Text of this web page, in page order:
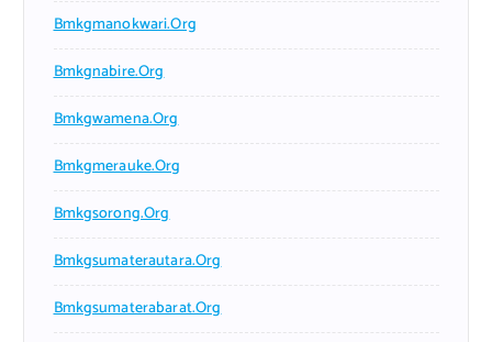
Bmkgmanokwari.org
Bmkgnabire.org
Bmkgwamena.org
Bmkgmerauke.org
Bmkgsorong.org
Bmkgsumaterautara.org
Bmkgsumaterabarat.org